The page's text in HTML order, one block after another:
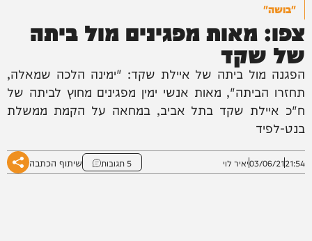
"בושה"
צפו: מאות מפגינים מול ביתה
של שקד
הפגנה מול ביתה של איילת שקד: "ימינה הלכה שמאלה,
תחזרו הביתה", מאות אנשי ימין מפגינים מחוץ לביתה של
ח"כ איילת שקד בתל אביב, במחאה על הקמת ממשלת
בנט-לפיד
21:54
03/06/21יאיר לוי 5 תגובות שיתוף הכתבה